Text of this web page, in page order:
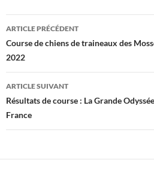
Navigation
des
articles
ARTICLE PRÉCÉDENT
Course de chiens de traineaux des
2022
ARTICLE SUIVANT
Résultats de course : La Grande
France